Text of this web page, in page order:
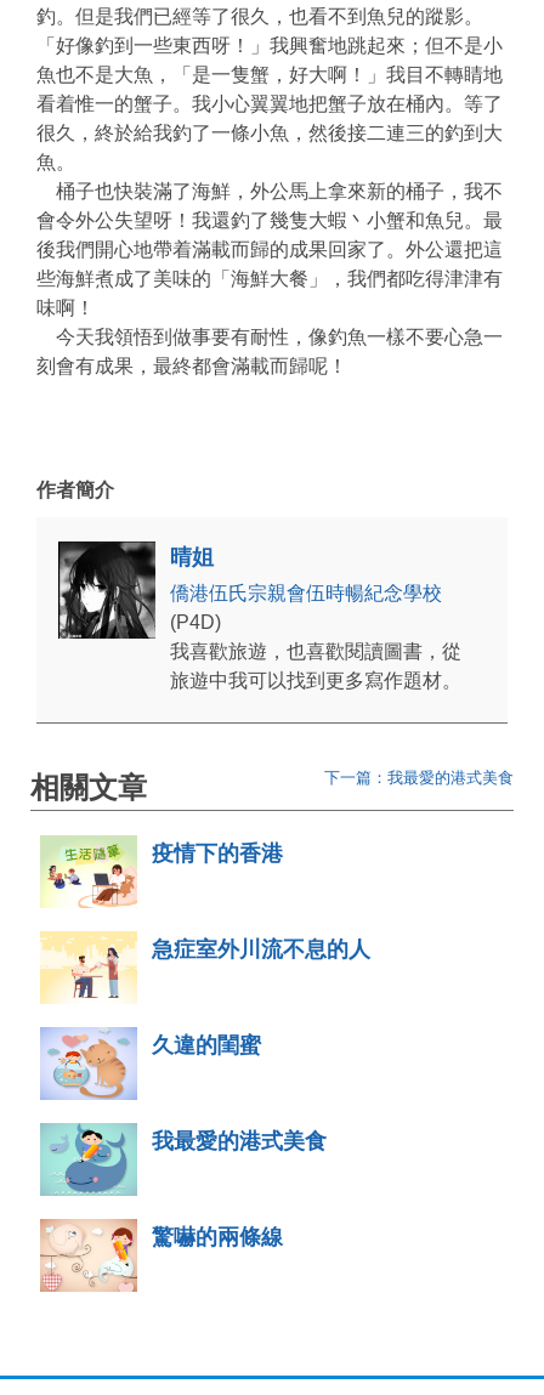
釣。但是我們已經等了很久，也看不到魚兒的蹤影。
「好像釣到一些東西呀！」我興奮地跳起來；但不是小
魚也不是大魚，「是一隻蟹，好大啊！」我目不轉睛地
看着惟一的蟹子。我小心翼翼地把蟹子放在桶內。等了
很久，終於給我釣了一條小魚，然後接二連三的釣到大
魚。
桶子也快裝滿了海鮮，外公馬上拿來新的桶子，我不
會令外公失望呀！我還釣了幾隻大蝦丶小蟹和魚兒。最
後我們開心地帶着滿載而歸的成果回家了。外公還把這
些海鮮煮成了美味的「海鮮大餐」，我們都吃得津津有
味啊！
今天我領悟到做事要有耐性，像釣魚一樣不要心急一
刻會有成果，最終都會滿載而歸呢！
作者簡介
晴姐
僑港伍氏宗親會伍時暢紀念學校
(P4D)
我喜歡旅遊，也喜歡閱讀圖書，從
旅遊中我可以找到更多寫作題材。
下一篇：我最愛的港式美食
相關文章
疫情下的香港
急症室外川流不息的人
久違的閨蜜
我最愛的港式美食
驚嚇的兩條線